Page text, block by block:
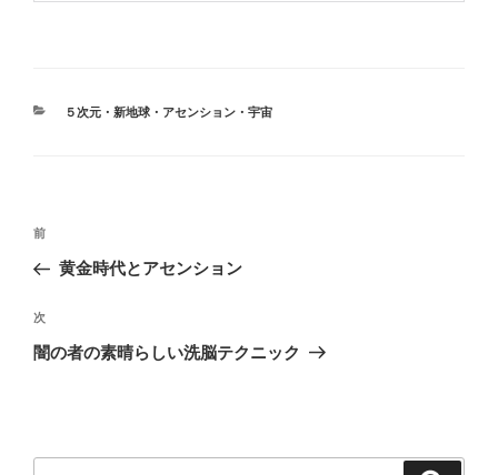
カ
５次元・新地球・アセンション・宇宙
投
ナ
ビ
ゲ
前
の
稿
前
黄金時代とアセンション
次
の
次
闇の者の素晴らしい洗脳テクニック